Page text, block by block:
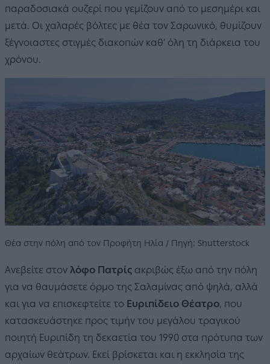
παραδοσιακά ουζερί που γεμίζουν από το μεσημέρι και
μετά. Οι χαλαρές βόλτες με θέα τον Σαρωνικό, θυμίζουν
ξέγνοιαστες στιγμές διακοπών καθ’ όλη τη διάρκεια του
χρόνου.
Θέα στην πόλη από τον Προφήτη Ηλία / Πηγή: Shutterstock
Ανεβείτε στον λόφο Πατρίς ακριβώς έξω από την πόλη
για να θαυμάσετε όρμο της Σαλαμίνας από ψηλά, αλλά
και για να επισκεφτείτε το Ευριπίδειο Θέατρο, που
κατασκευάστηκε προς τιμήν του μεγάλου τραγικού
ποιητή Ευριπίδη τη δεκαετία του 1990 στα πρότυπα των
αρχαίων θεάτρων. Εκεί βρίσκεται και η εκκλησία της